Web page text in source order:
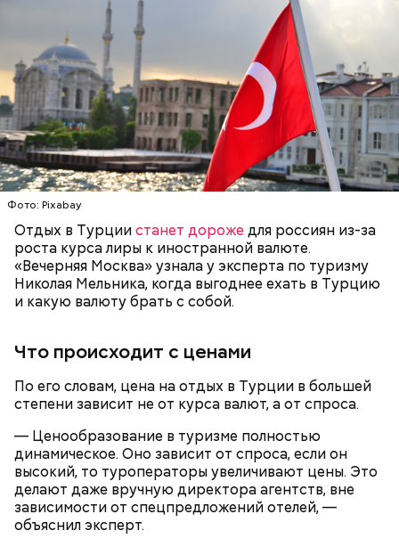
Фото: Pixabay
Отдых в Турциистанет дороже для россиян из-за
роста курса лиры к иностранной валюте.
«Вечерняя Москва» узнала у эксперта по туризму
Николая Мельника, когда выгоднее ехать в Турцию
и какую валюту брать с собой.
Что происходит с ценами
По его словам, цена на отдых в Турции в большей
степени зависит не от курса валют, а от спроса.
— Ценообразование в туризме полностью
динамическое. Оно зависит от спроса, если он
высокий, то туроператоры увеличивают цены. Это
делают даже вручную директора агентств, вне
зависимости от спецпредложений отелей, —
объяснил эксперт.
— Бояться шаровых молний не надо, важно
сохранять спокойствие. Обычная молния — это
серьезно, особенно если находитесь в воде, около
высоких зданий и предметов, около деревьев, —
отметил ученый.
Он также рассказал, что появление шаровых
молний не редкость и в Москве.
ликвидации аварии на Чернобыльской АЭС. По его
словам, «старая дружба не ржавеет». При встречах
ликвидаторы в основном разговаривают о личном,
о том, как дела, что нового произошло за год.
— Каждый год 26 апреля ездим на Митинское
кладбище. Для нас это важная дата. Потом
собираемся где-нибудь за столом и говорим о
личном, не о катастрофе, — добавляет он.